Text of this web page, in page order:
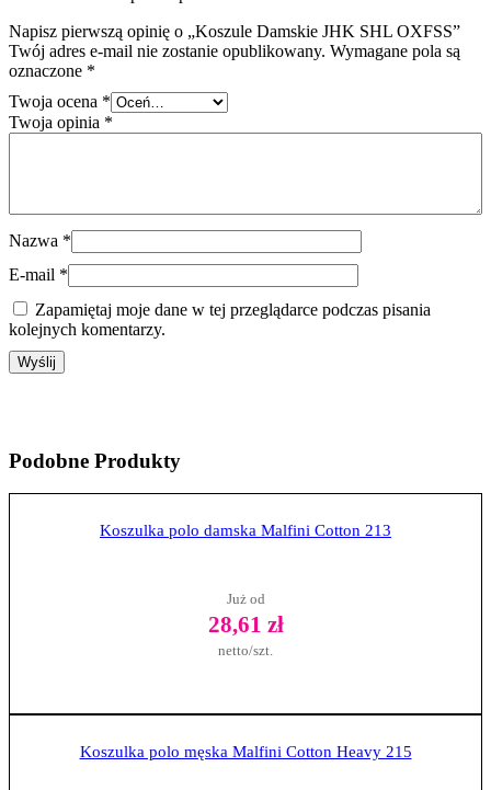
Napisz pierwszą opinię o „Koszule Damskie JHK SHL OXFSS”
Twój adres e-mail nie zostanie opublikowany. Wymagane pola są
oznaczone *
Twoja ocena *
Twoja opinia *
Nazwa *
E-mail *
Zapamiętaj moje dane w tej przeglądarce podczas pisania
kolejnych komentarzy.
Podobne Produkty
Koszulka polo damska Malfini Cotton 213
Już od
28,61 zł
netto/szt.
Koszulka polo męska Malfini Cotton Heavy 215